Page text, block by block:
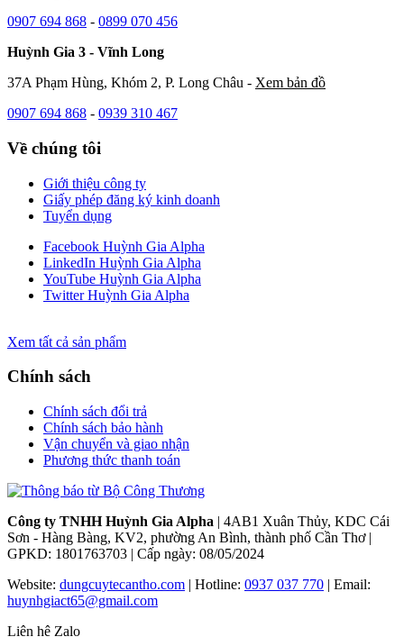
0907 694 868 - 0899 070 456
Huỳnh Gia 3 - Vĩnh Long
37A Phạm Hùng, Khóm 2, P. Long Châu - Xem bản đồ
0907 694 868 - 0939 310 467
Về chúng tôi
Giới thiệu công ty
Giấy phép đăng ký kinh doanh
Tuyển dụng
Facebook Huỳnh Gia Alpha
LinkedIn Huỳnh Gia Alpha
YouTube Huỳnh Gia Alpha
Twitter Huỳnh Gia Alpha
Xem tất cả sản phẩm
Chính sách
Chính sách đổi trả
Chính sách bảo hành
Vận chuyển và giao nhận
Phương thức thanh toán
Công ty TNHH Huỳnh Gia Alpha | 4AB1 Xuân Thủy, KDC Cái
Sơn - Hàng Bàng, KV2, phường An Bình, thành phố Cần Thơ |
GPKD: 1801763703 | Cấp ngày: 08/05/2024
Website: dungcuytecantho.com | Hotline: 0937 037 770 | Email:
huynhgiact65@gmail.com
Liện hệ Zalo